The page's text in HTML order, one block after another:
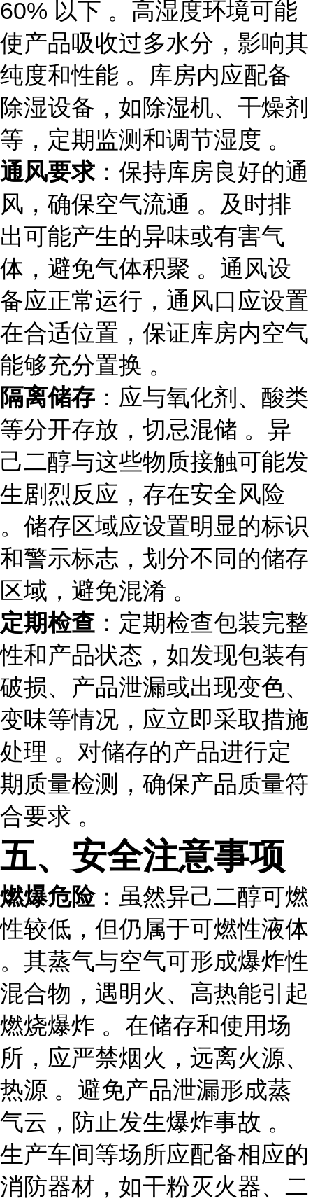
60% 以下 。高湿度环境可能
使产品吸收过多水分，影响其
纯度和性能 。库房内应配备
除湿设备，如除湿机、干燥剂
等，定期监测和调节湿度 。
通风要求：保持库房良好的通
风，确保空气流通 。及时排
出可能产生的异味或有害气
体，避免气体积聚 。通风设
备应正常运行，通风口应设置
在合适位置，保证库房内空气
能够充分置换 。
隔离储存 ：应与氧化剂、酸类
等分开存放，切忌混储 。异
己二醇与这些物质接触可能发
生剧烈反应，存在安全风险
。储存区域应设置明显的标识
和警示标志，划分不同的储存
区域，避免混淆 。
定期检查 ：定期检查包装完整
性和产品状态，如发现包装有
破损、产品泄漏或出现变色、
变味等情况，应立即采取措施
处理 。对储存的产品进行定
期质量检测，确保产品质量符
合要求 。
五、安全注意事项
燃爆危险：虽然异己二醇可燃
性较低，但仍属于可燃性液体
。其蒸气与空气可形成爆炸性
混合物，遇明火、高热能引起
燃烧爆炸 。在储存和使用场
所，应严禁烟火，远离火源、
热源 。避免产品泄漏形成蒸
气云，防止发生爆炸事故 。
生产车间等场所应配备相应的
消防器材，如干粉灭火器、二